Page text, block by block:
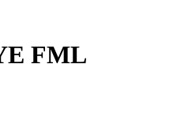
FML